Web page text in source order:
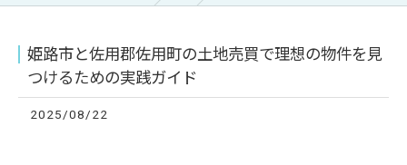
姫路市と佐用郡佐用町の土地売買で理想の物件を見
つけるための実践ガイド
2025/08/22